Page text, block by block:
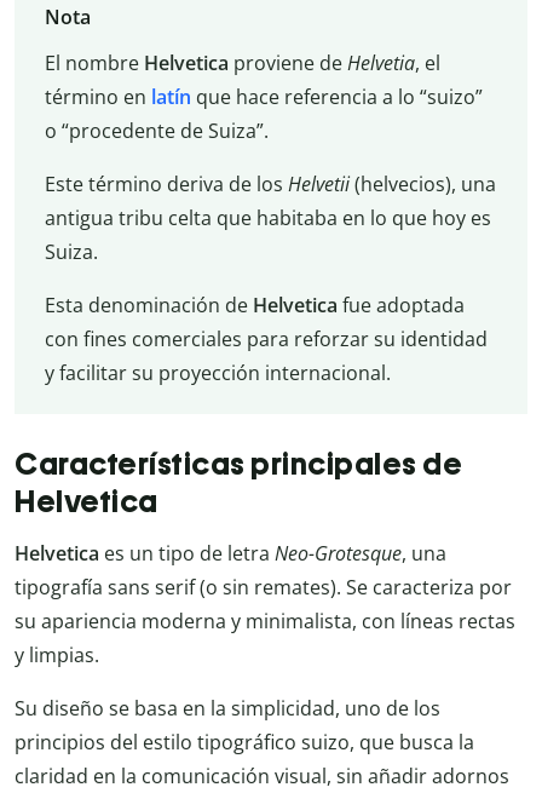
Nota
El nombre Helvetica proviene deHelvetia, el
término en latín que hace referencia a lo “suizo”
o “procedente de Suiza”.
Este término deriva de los Helvetii(helvecios), una
antigua tribu celta que habitaba en lo que hoy es
Suiza.
Esta denominación de Helvetica fue adoptada
con fines comerciales para reforzar su identidad
y facilitar su proyección internacional.
Características principales de
Helvetica
Helvetica es un tipo de letra Neo-Grotesque, una
tipografía sans serif (o sin remates). Se caracteriza por
su apariencia moderna y minimalista, con líneas rectas
y limpias.
Su diseño se basa en la simplicidad, uno de los
principios del estilo tipográfico suizo, que busca la
claridad en la comunicación visual, sin añadir adornos